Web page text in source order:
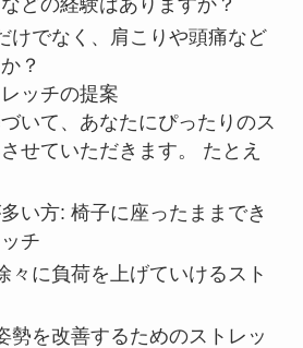
けでなく、肩こりや頭痛など
？
ッチの提案
いて、あなたにぴったりのス
せていただきます。 たとえ
い方: 椅子に座ったままでき
チ
々に負荷を上げていけるスト
勢を改善するためのストレッ